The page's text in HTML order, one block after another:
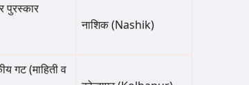
पुरस्कार
नाशिक (Nashik)
गट (माहिती व